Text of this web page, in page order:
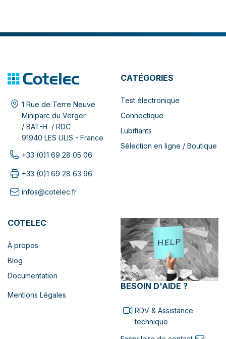
1 Rue de Terre Neuve
Miniparc du Verger
/ BAT-H / RDC
91940 LES ULIS - France
+33 (0)1 69 28 05 06
+33 (0)1 69 28 63 96
infos@cotelec.fr
CATÉGORIES
Test électronique
Connectique
Lubifiants
Sélection en ligne / Boutique
COTELEC
À propos
Blog
Documentation
Mentions Légales
BESOIN D'AIDE ?
RDV & Assistance
technique